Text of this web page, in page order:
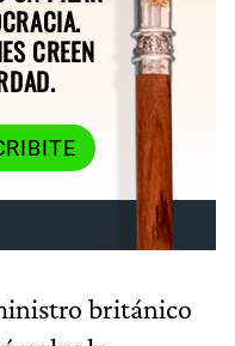
CREEN
británico